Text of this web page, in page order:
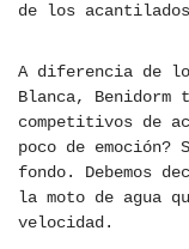
de los
A diferencia de
Blanca,
competitivos de
poco de emoción?
fondo. Debemos
la moto de agua
velocidad.